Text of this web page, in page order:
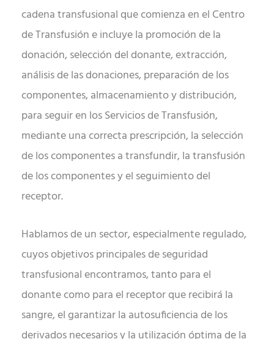
cadena transfusional que comienza en el Centro
de Transfusión e incluye la promoción de la
donación, selección del donante, extracción,
análisis de las donaciones, preparación de los
componentes, almacenamiento y distribución,
para seguir en los Servicios de Transfusión,
mediante una correcta prescripción, la selección
de los componentes a transfundir, la transfusión
de los componentes y el seguimiento del
receptor.
Hablamos de un sector, especialmente regulado,
cuyos objetivos principales de seguridad
transfusional encontramos, tanto para el
donante como para el receptor que recibirá la
sangre, el garantizar la autosuficiencia de los